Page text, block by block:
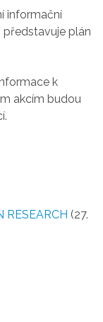
informační
představuje plán
k
akcím budou
RESEARCH (27.